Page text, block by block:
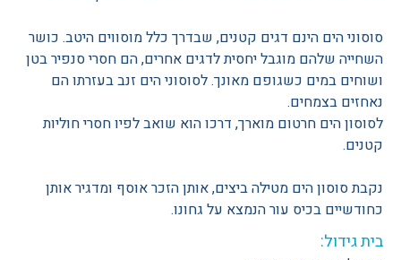
סוסוני הים הינם דגים קטנים, שבדרך כלל מוסווים היטב. כושר
השחייה שלהם מוגבל יחסית לדגים אחרים, הם חסרי סנפיר בטן
ושוחים במים כשגופם מאונך. לסוסוני הים זנב בעזרתו הם
נאחזים בצמחים.
לסוסון הים חרטום מוארך, דרכו הוא שואב לפיו חסרי חוליות
קטנים.
נקבת סוסון הים מטילה ביצים, אותן הזכר אוסף ומדגיר אותן
כחודשיים בכיס עור הנמצא על גחונו.
בית גידול: